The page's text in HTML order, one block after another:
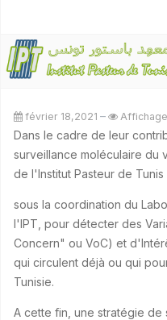
février 18,2021
Dans le cadre de leur
surveillance moléculaire du
de l'Institut Pasteur de
sous la coordination du
l'IPT, pour détecter des
Concern" ou VoC) et
qui circulent déjà ou qui
Tunisie.
A cette fin, une stratégie